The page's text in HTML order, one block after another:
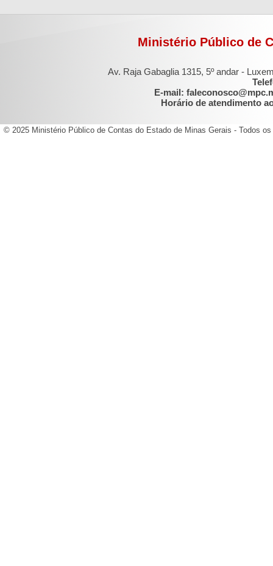
Ministério Público de
Av. Raja Gabaglia 1315, 5º andar -
E-mail:
Horário de atendimento
© 2025 Ministério Público de Contas do Estado de Minas Gerais - Todos